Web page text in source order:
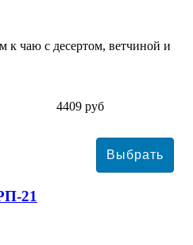
к чаю с десертом, ветчиной и
4409 руб
21